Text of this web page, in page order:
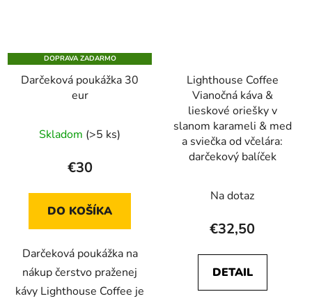
DOPRAVA ZADARMO
Darčeková poukážka 30
eur
Skladom (>5 ks)
€30
DO KOŠÍKA
Darčeková poukážka na
nákup čerstvo praženej
kávy Lighthouse Coffee je
Lighthouse Coffee
Vianočná káva &
lieskové oriešky v
slanom karameli & med
a sviečka od včelára:
darčekový balíček
Na dotaz
€32,50
DETAIL